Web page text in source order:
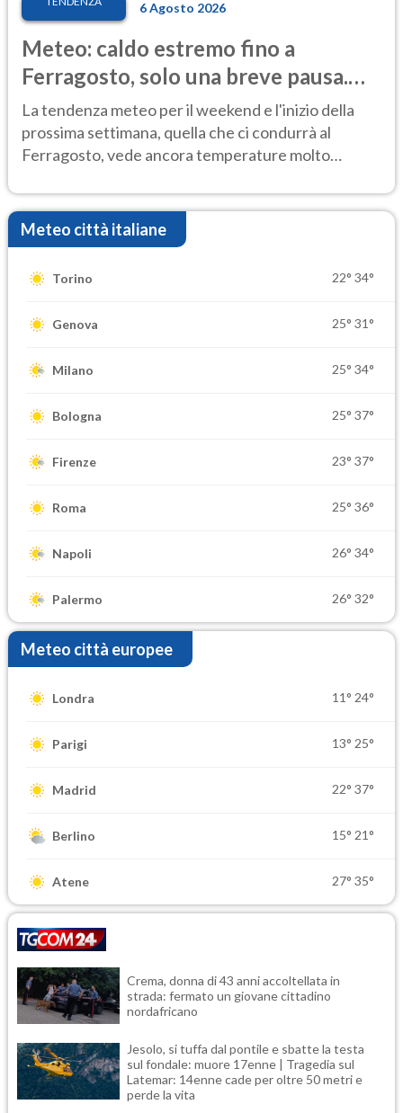
6 Agosto 2026
Meteo: caldo estremo fino a
Ferragosto, solo una breve pausa.
Ecco dove
La tendenza meteo per il weekend e l'inizio della
prossima settimana, quella che ci condurrà al
Ferragosto, vede ancora temperature molto
Meteo città italiane
Torino 22° 34°
Genova 25° 31°
Milano 25° 34°
Bologna 25° 37°
Firenze 23° 37°
Roma 25° 36°
Napoli 26° 34°
Palermo 26° 32°
Meteo città europee
Londra 11° 24°
Parigi 13° 25°
Madrid 22° 37°
Berlino 15° 21°
Atene 27° 35°
Crema, donna di 43 anni accoltellata in
strada: fermato un giovane cittadino
nordafricano
Jesolo, si tuffa dal pontile e sbatte la testa
sul fondale: muore 17enne | Tragedia sul
Latemar: 14enne cade per oltre 50 metri e
perde la vita